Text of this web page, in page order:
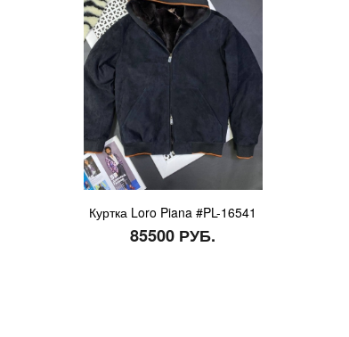
Куртка Loro Piana #PL-16541
85500 РУБ.